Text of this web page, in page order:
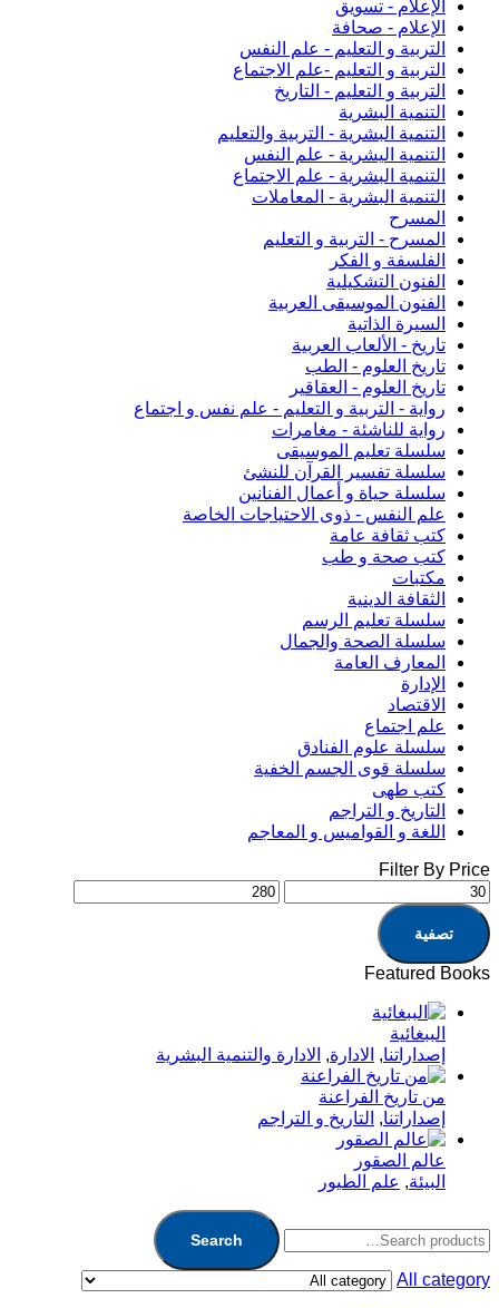
الإعلام - تسويق
الإعلام - صحافة
التربية و التعليم - علم النفس
التربية و التعليم -علم الاجتماع
التربية و التعليم - التاريخ
التنمية البشرية
التنمية البشرية - التربية والتعليم
التنمية اليشرية - علم النفس
التنمية البشرية - علم الاجتماع
التنمية البشرية - المعاملات
المسرح
المسرح - التربية و التعليم
الفلسفة و الفكر
الفنون التشكيلية
الفنون الموسيقى العربية
السيرة الذاتية
تاريخ - الألعاب العربية
تاريخ العلوم - الطب
تاريخ العلوم - العقاقير
رواية - التربية و التعليم - علم نفس و اجتماع
رواية للناشئة - مغامرات
سلسلة تعليم الموسيقى
سلسلة تفسير القرآن للنشئ
سلسلة حياة و أعمال الفنانين
علم النفس - ذوى الاحتياجات الخاصة
كتب ثقافة عامة
كتب صحة و طب
مكتبات
الثقافة الدينية
سلسلة تعليم الرسم
سلسلة الصحة والجمال
المعارف العامة
الإدارة
الاقتصاد
علم اجتماع
سلسلة علوم الفنادق
سلسلة قوى الجسم الخفية
كتب طهى
التاريخ و التراجم
اللغة و القواميس و المعاجم
Filter By Price
تصفية
Featured Books
الببغائية
إصداراتنا, الادارة, الادارة والتنمية البشرية
من تاريخ الفراعنة
إصداراتنا, التاريخ و التراجم
عالم الصقور
البيئة, علم الطيور
Search
All category